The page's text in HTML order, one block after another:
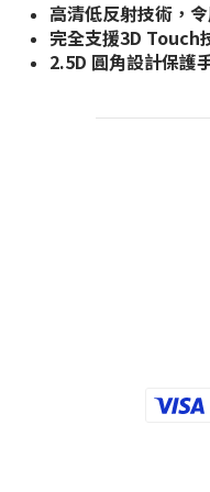
高清低反射技術，
完全支援3D Touch
2.5D 圓角設計保護